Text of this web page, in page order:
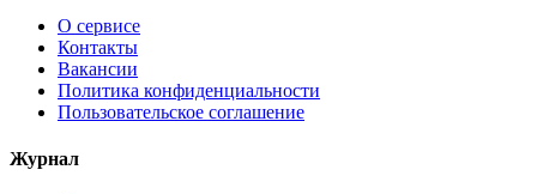
О сервисе
Контакты
Вакансии
Политика конфиденциальности
Пользовательское соглашение
Журнал